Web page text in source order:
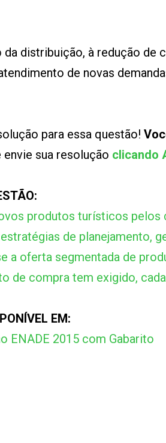
da distribuição, à redução de
de novas
para essa questão!
envie sua resolução clicando
produtos turísticos pelos
de planejamento,
a oferta segmentada de
de compra tem exigido,
EM:
ENADE 2015 com Gabarito